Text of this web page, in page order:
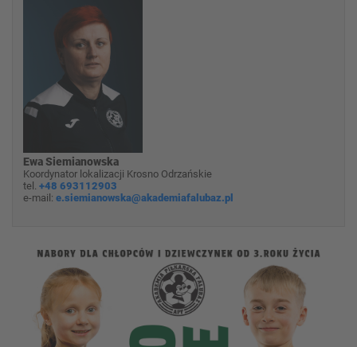
Ewa Siemianowska
Koordynator lokalizacji Krosno Odrzańskie
tel. +48 693112903
e-mail: e.siemianowska@akademiafalubaz.pl